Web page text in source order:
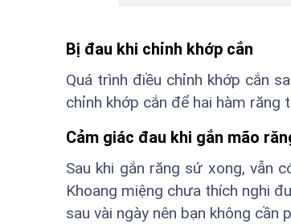
Bị đau khi chỉnh khớp cắn
Quá trình điều chỉnh khớp cắn
chỉnh khớp cắn để hai hàm răng
Cảm giác đau khi gắn mão
Sau khi gắn răng sứ xong, vẫn
Khoang miệng chưa thích nghi
sau vài ngày nên bạn không cần